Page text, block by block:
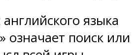
языка
означает поиск или